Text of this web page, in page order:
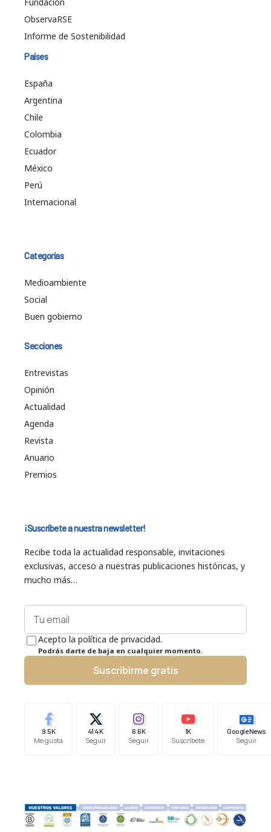
Fundación
ObservaRSE
Informe de Sostenibilidad
Países
España
Argentina
Chile
Colombia
Ecuador
México
Perú
Internacional
Categorías
Medioambiente
Social
Buen gobierno
Secciones
Entrevistas
Opinión
Actualidad
Agenda
Revista
Anuario
Premios
¡Suscríbete a nuestra newsletter!
Recibe toda la actualidad responsable, invitaciones
exclusivas, acceso a nuestras publicaciones históricas, y
mucho más…
Acepto la política de privacidad.
Podrás darte de baja en cualquier momento.
Suscribirme gratis
9.5K
Me gusta
41.4K
Seguir
6.6K
Seguir
1K
Suscríbete
Google News
Seguir